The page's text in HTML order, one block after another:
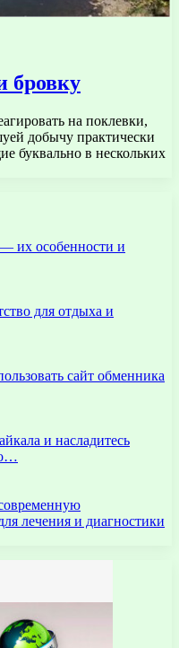
бровку
на поклевки,
добычу практически
буквально в нескольких
их особенности и
для отдыха и
сайт обменника
и насладитесь
лечения и диагностики